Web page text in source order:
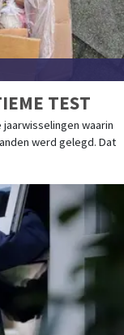
TEST
jaarwisselingen waarin
werd gelegd. Dat